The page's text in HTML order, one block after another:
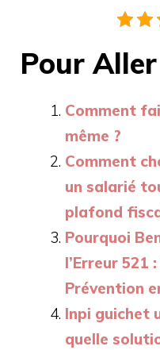
Pour
Comment
même ?
Comment
un salarié
plafond
Pourquoi
l’Erreur 521
Prévention
Inpi guichet
quelle